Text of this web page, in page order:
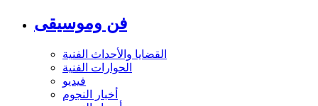
فن وموسيقى
القضايا والأحداث الفنية
الحوارات الفنية
فيديو
أخبار النجوم